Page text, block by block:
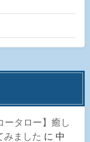
ータロー】癒し
みました に 中